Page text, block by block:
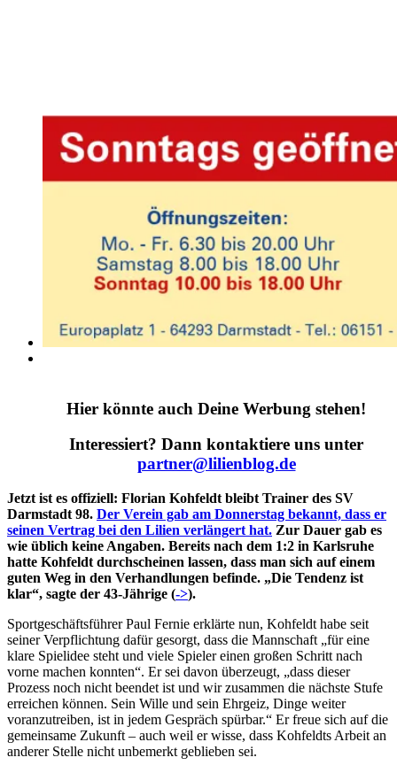
Hier könnte auch Deine Werbung stehen!
Interessiert? Dann kontaktiere uns unter
partner@lilienblog.de
Jetzt ist es offiziell: Florian Kohfeldt bleibt Trainer des SV
Darmstadt 98. Der Verein gab am Donnerstag bekannt, dass er
seinen Vertrag bei den Lilien verlängert hat. Zur Dauer gab es
wie üblich keine Angaben. Bereits nach dem 1:2 in Karlsruhe
hatte Kohfeldt durchscheinen lassen, dass man sich auf einem
guten Weg in den Verhandlungen befinde. „Die Tendenz ist
klar“, sagte der 43-Jährige (->).
Sportgeschäftsführer Paul Fernie erklärte nun, Kohfeldt habe seit
seiner Verpflichtung dafür gesorgt, dass die Mannschaft „für eine
klare Spielidee steht und viele Spieler einen großen Schritt nach
vorne machen konnten“. Er sei davon überzeugt, „dass dieser
Prozess noch nicht beendet ist und wir zusammen die nächste Stufe
erreichen können. Sein Wille und sein Ehrgeiz, Dinge weiter
voranzutreiben, ist in jedem Gespräch spürbar.“ Er freue sich auf die
gemeinsame Zukunft – auch weil er wisse, dass Kohfeldts Arbeit an
anderer Stelle nicht unbemerkt geblieben sei.